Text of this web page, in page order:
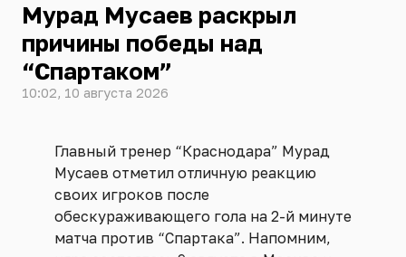
Мурад Мусаев раскрыл
причины победы над
“Спартаком”
10:02, 10 августа 2026
Главный тренер “Краснодара” Мурад
Мусаев отметил отличную реакцию
своих игроков после
обескураживающего гола на 2-й минуте
матча против “Спартака”. Напомним,